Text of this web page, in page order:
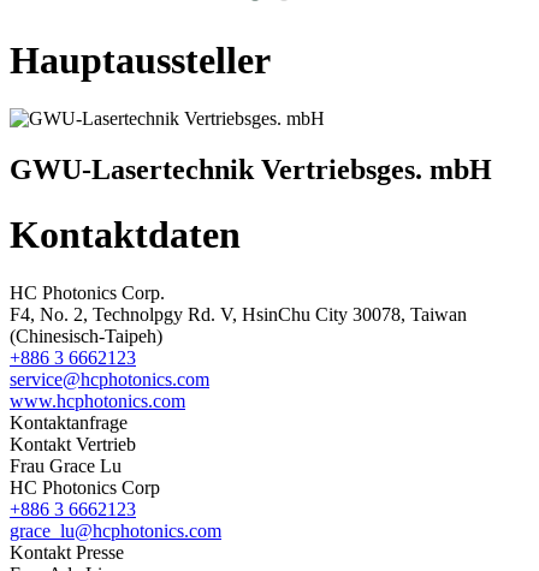
Hauptaussteller
GWU-Lasertechnik Vertriebsges. mbH
Kontaktdaten
HC Photonics Corp.
F4, No. 2, Technolpgy Rd. V, HsinChu City 30078, Taiwan
(Chinesisch-Taipeh)
+886 3 6662123
service@hcphotonics.com
www.hcphotonics.com
Kontaktanfrage
Kontakt Vertrieb
Frau Grace Lu
HC Photonics Corp
+886 3 6662123
grace_lu@hcphotonics.com
Kontakt Presse